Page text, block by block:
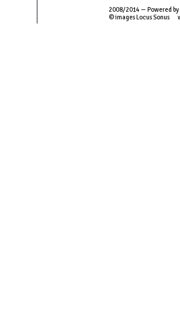
2008/2014 — Powered by
© images Locus Sonus